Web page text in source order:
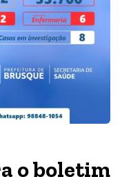
o boletim